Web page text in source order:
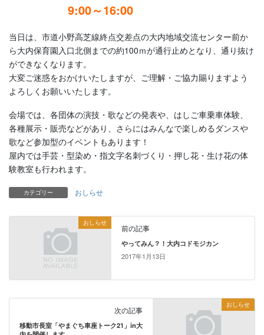
9:00～16:00
当日は、市道小野高芝線終点交差点の大内地域交流センター前か
ら大内保育園入口北側までの約100ｍが通行止めとなり、通り抜け
ができなくなります。
大変ご迷惑をおかけいたしますが、ご理解・ご協力賜りますよう
よろしくお願いいたします。
会場では、各団体の演技・歌などの発表や、はしご車乗車体験、
各種展示・販売などがあり、さらにはみんなで楽しめるダンスや
歌など参加型のイベントもあります！
屋内では手芸・型染め・指文字名刺づくり・押し花・生け花の体
験教室も行われます。
カテゴリー おしらせ
おしらせ
前の記事
やってみん？！大内コドモジカン
2017年1月13日
おしらせ
次の記事
移動市長室「やまぐち車座トーク21」in大